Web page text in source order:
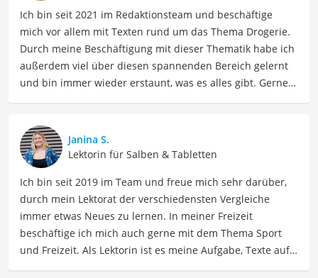
Ich bin seit 2021 im Redaktionsteam und beschäftige
mich vor allem mit Texten rund um das Thema Drogerie.
Durch meine Beschäftigung mit dieser Thematik habe ich
außerdem viel über diesen spannenden Bereich gelernt
und bin immer wieder erstaunt, was es alles gibt. Gerne
über Beauty- sowie Pflegeprodukte, Gesundheitsartikel,
Haushaltswaren und vieles mehr. Meine Beiträge
umfassen Produktvergleiche, Tipps, Trends und
Empfehlungen, um Lesern dabei zu helfen, die besten
Produkte für ihre Bedürfnisse zu finden sowie sowohl ihre
Schönheits- als auch Pflegeroutine zu optimieren.
Der Mittel gegen Seekrankheit-Vergleich ist aus unserer
Sicht besonders empfehlenswert für Reisende.
Janina S.
Lektorin für Salben & Tabletten
Ich bin seit 2019 im Team und freue mich sehr darüber,
durch mein Lektorat der verschiedensten Vergleiche
immer etwas Neues zu lernen. In meiner Freizeit
beschäftige ich mich auch gerne mit dem Thema Sport
und Freizeit. Als Lektorin ist es meine Aufgabe, Texte auf